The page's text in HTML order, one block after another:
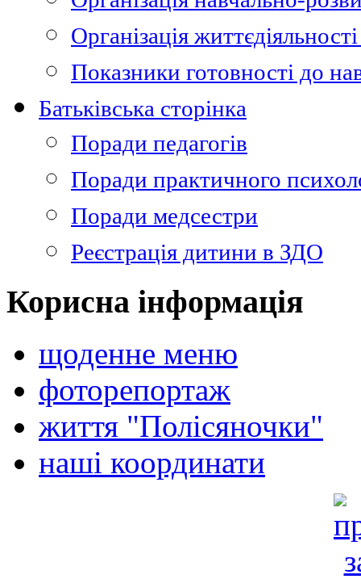
Організація
Показники готовності до
Батьківська сторінка
Поради педагогів
Поради практичного
Поради медсестри
Реєстрація дитини в ЗДО
Корисна інформація
щоденне меню
фоторепортаж
життя "Полісяночки"
наші координати